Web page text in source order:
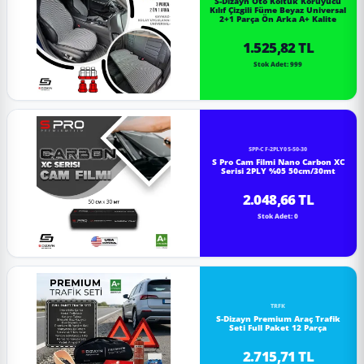
Kılıf Çizgili Füme Beyaz Universal
2+1 Parça Ön Arka A+ Kalite
1.525,82 TL
Stok Adet: 999
SPP-CF-2PLY05-50-30
S Pro Cam Filmi Nano Carbon XC
Serisi 2PLY %05 50cm/30mt
2.048,66 TL
Stok Adet: 0
TRFK
S-Dizayn Premium Araç Trafik
Seti Full Paket 12 Parça
2.715,71 TL